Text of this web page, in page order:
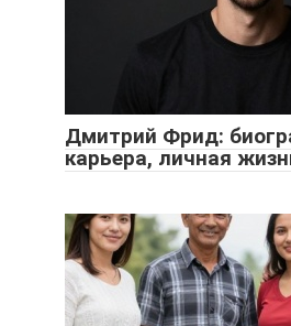
Дмитрий Фрид:
карьера, личная